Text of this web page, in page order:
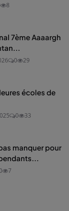
8
7ème Aaaargh
0 29
écoles de
0 33
manquer pour
7